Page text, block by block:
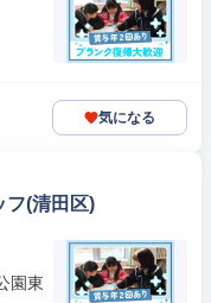
気になる
フ(清田区)
園東